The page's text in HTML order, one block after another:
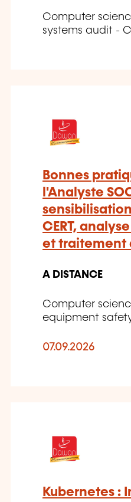
Computer
systems audit -
Bonnes
l'Analyste
CERT,
et traitement
A DISTANCE
Computer
equipment
07.09.2026
Kubernetes :